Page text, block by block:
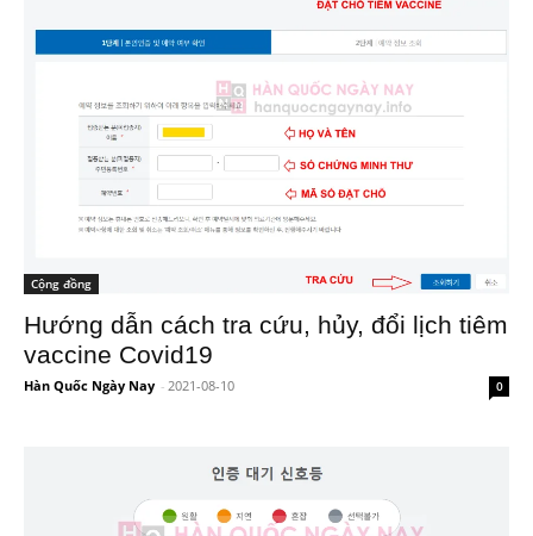
Cộng đồng
Hướng dẫn cách tra cứu, hủy, đổi lịch tiêm
vaccine Covid19
Hàn Quốc Ngày Nay - 2021-08-10 0